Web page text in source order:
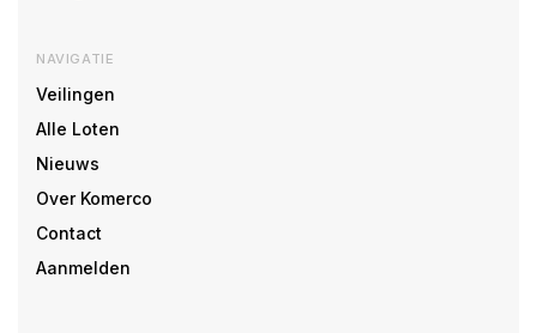
NAVIGATIE
Veilingen
Alle Loten
Nieuws
Over Komerco
Contact
Aanmelden